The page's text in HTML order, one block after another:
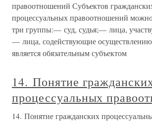
правоотношений Субъектов
процессуальных правоотношений
три группы:— суд, судья;— лица,
— лица, содействующие
является обязательным субъектом
14. Понятие
процессуальных
14. Понятие гражданских